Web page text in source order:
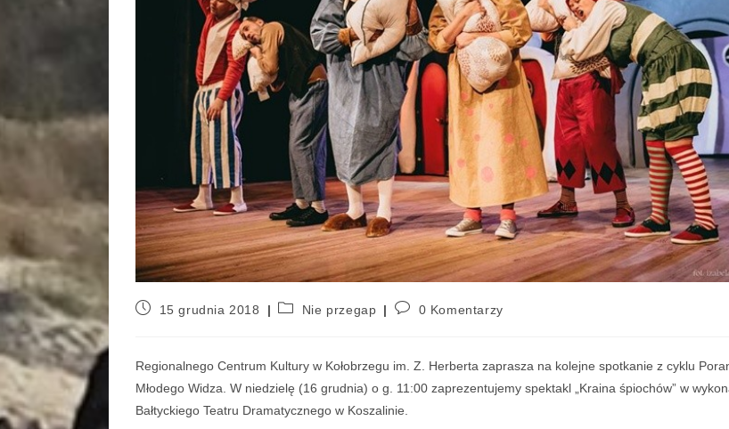
15 grudnia 2018 Nie przegap 0 Komentarzy
Regionalnego Centrum Kultury w Kołobrzegu im. Z. Herberta zaprasza na kolejne spotkanie z cyklu
Młodego Widza. W niedzielę (16 grudnia) o g. 11:00 zaprezentujemy spektakl „Kraina śpiochów” w
Bałtyckiego Teatru Dramatycznego w Koszalinie.